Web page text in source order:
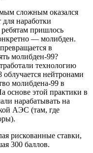
сложным оказался
наработки
пришлось
— молибден.
в
молибден-99?
технологию
нейтронами
молибдена-99 в
основе этой практики в
нарабатывать на
АЭС (там, где
рискованные ставки,
300 баллов.